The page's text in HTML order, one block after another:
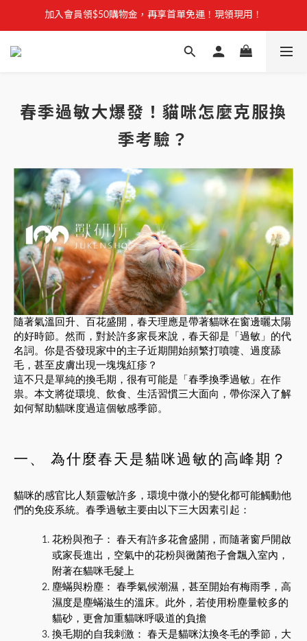
【安心聲明】 獸研所全品項未使用問題油品，點我看詳情 →
加入會員領$50購物金，再享首單免運！現領現用！
加入官方LINE，優惠不錯過！
春季過敏大爆發！貓咪怎麼克服換
季考驗？
隨著氣溫回升、百花盛開，春天理應是帶著貓咪在窗邊曬太陽
的好時節。然而，對於許多家長來說，春天卻是「過敏」的代
名詞。你是否發現家中的主子近期開始頻繁打噴嚏、過度舔
毛，甚至皮膚出現一塊塊紅疹？
這不只是單純的換毛期，很有可能是「春季換季過敏」在作
祟。本文將從環境、飲食、生活習慣三大面向，帶你深入了解
如何幫助貓咪度過這個敏感季節。
一、 為什麼春天是貓咪過敏的高峰期？
貓咪的感官比人類靈敏許多，環境中微小的變化都可能觸動他
們的免疫系統。春季過敏主要由以下三大因素引起：
花粉與孢子： 春天有許多花會盛開，而隨著窗戶開啟
或家長進出，空氣中的花粉與黴菌孢子會飄入室內，
附著在貓咪毛髮上
塵蟎與粉塵： 春季氣候潮濕，甚至開始有梅雨季，高
濕度是塵蟎滋生的溫床。此外，若使用粉塵量較多的
貓砂，更會加重貓咪呼吸道的負擔
換毛期的自我刺激： 春天是貓咪汰換冬毛的季節，大